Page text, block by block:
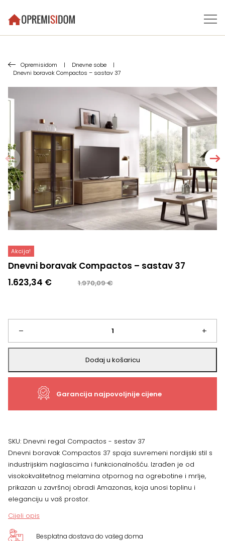
Opremisidom | Dnevne sobe
|
Dnevni boravak Compactos – sastav 37
Akcija!
Dnevni boravak Compactos – sastav 37
1.970,09€
Izvorna
je:
1.970,09 €.
1.623,34 €
Trenutna
1.623,34 €.
–
Dnevni
boravak
Compactos
37
+
Dodaj u košaricu
Garancija najpovoljnije cijene
SKU: Dnevni regal Compactos - sestav 37
Dnevni boravak Compactos 37 spaja suvremeni nordijski stil s
industrijskim naglascima i funkcionalnošću. Izrađen je od
visokokvalitetnog melamina otpornog na ogrebotine i mrlje,
prikazan u završnoj obradi Amazonas, koja unosi toplinu i
eleganciju u vaš prostor.
Cijeli opis
Besplatna dostava do vašeg doma